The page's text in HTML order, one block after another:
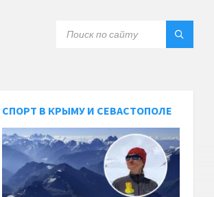
СПОРТ В КРЫМУ И СЕВАСТОПОЛЕ